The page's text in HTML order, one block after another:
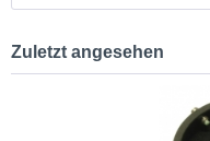
Zuletzt angesehen